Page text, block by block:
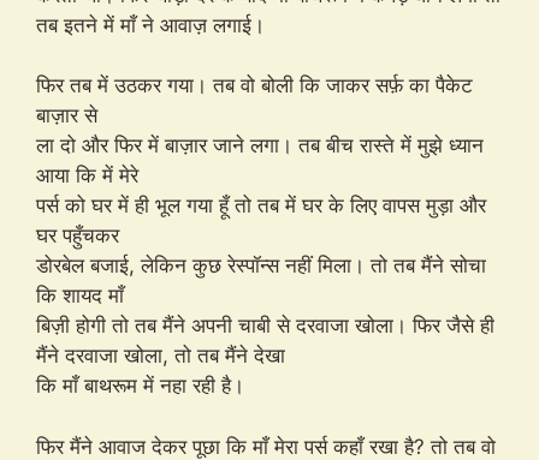
तब इतने में माँ ने आवाज़ लगाई।
फिर तब में उठकर गया। तब वो बोली कि जाकर सर्फ़ का पैकेट
बाज़ार से
ला दो और फिर में बाज़ार जाने लगा। तब बीच रास्ते में मुझे ध्यान
आया कि में मेरे
पर्स को घर में ही भूल गया हूँ तो तब में घर के लिए वापस मुड़ा और
घर पहुँचकर
डोरबेल बजाई, लेकिन कुछ रेस्पॉन्स नहीं मिला। तो तब मैंने सोचा
कि शायद माँ
बिज़ी होगी तो तब मैंने अपनी चाबी से दरवाजा खोला। फिर जैसे ही
मैंने दरवाजा खोला, तो तब मैंने देखा
कि माँ बाथरूम में नहा रही है।
फिर मैंने आवाज देकर पूछा कि माँ मेरा पर्स कहाँ रखा है? तो तब वो